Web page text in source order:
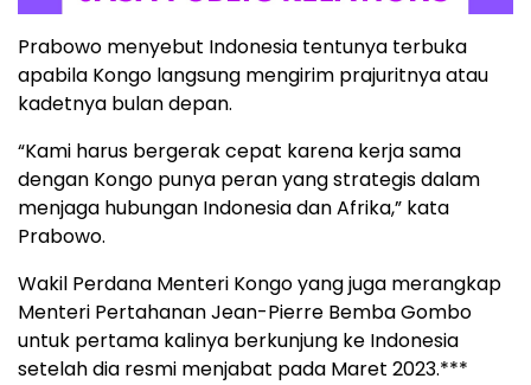
Prabowo menyebut Indonesia tentunya terbuka
apabila Kongo langsung mengirim prajuritnya atau
kadetnya bulan depan.
“Kami harus bergerak cepat karena kerja sama
dengan Kongo punya peran yang strategis dalam
menjaga hubungan Indonesia dan Afrika,” kata
Prabowo.
Wakil Perdana Menteri Kongo yang juga merangkap
Menteri Pertahanan Jean-Pierre Bemba Gombo
untuk pertama kalinya berkunjung ke Indonesia
setelah dia resmi menjabat pada Maret 2023.***